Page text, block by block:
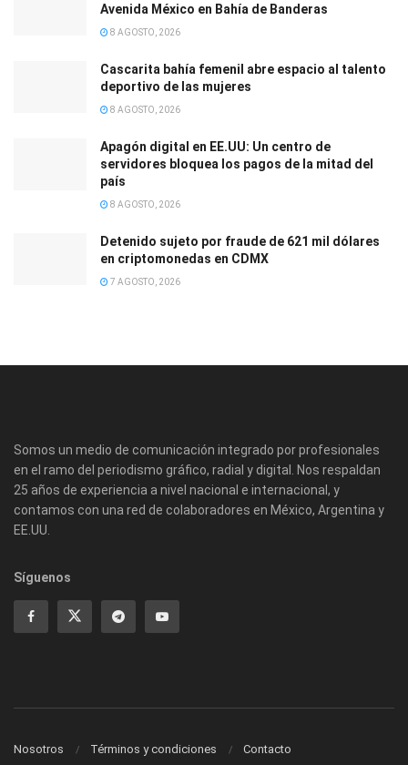
Avenida México en Bahía de Banderas
8 AGOSTO, 2026
Cascarita bahía femenil abre espacio al talento
deportivo de las mujeres
8 AGOSTO, 2026
Apagón digital en EE.UU: Un centro de
servidores bloquea los pagos de la mitad del
país
8 AGOSTO, 2026
Detenido sujeto por fraude de 621 mil dólares
en criptomonedas en CDMX
7 AGOSTO, 2026
Somos un medio de comunicación integrado por profesionales
en el ramo del periodismo gráfico, radial y digital. Nos respaldan
25 años de experiencia a nivel nacional e internacional, y
contamos con una red de colaboradores en México, Argentina y
EE.UU.
Síguenos
Nosotros Términos y condiciones Contacto